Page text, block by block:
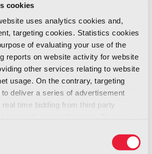
cookies
uses analytics cookies and,
targeting cookies. Statistics cookies
of evaluating your use of the
reports on website activity for website
other services relating to website
usage. On the contrary, targeting
deliver a series of advertisement
time bidding from third party